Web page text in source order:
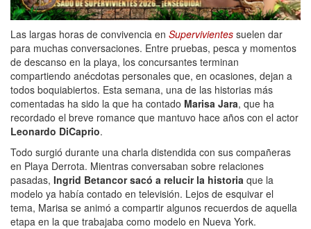
Las largas horas de convivencia en Supervivientes suelen dar
para muchas conversaciones. Entre pruebas, pesca y momentos
de descanso en la playa, los concursantes terminan
compartiendo anécdotas personales que, en ocasiones, dejan a
todos boquiabiertos. Esta semana, una de las historias más
comentadas ha sido la que ha contado Marisa Jara, que ha
recordado el breve romance que mantuvo hace años con el actor
Leonardo DiCaprio.
Todo surgió durante una charla distendida con sus compañeras
en Playa Derrota. Mientras conversaban sobre relaciones
pasadas, Ingrid Betancor sacó a relucir la historia que la
modelo ya había contado en televisión. Lejos de esquivar el
tema, Marisa se animó a compartir algunos recuerdos de aquella
etapa en la que trabajaba como modelo en Nueva York.